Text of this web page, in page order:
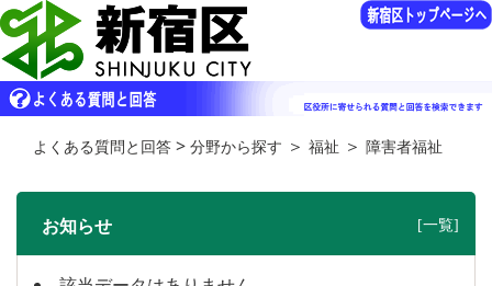
よくある質問と回答 > 分野から探す ＞ 福祉 ＞ 障害者福祉
お知らせ [一覧]